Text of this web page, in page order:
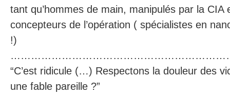
tant qu’hommes de main, manipulés par la CIA
concepteurs de l’opération ( spécialistes en
!)
“C’est ridicule (…) Respectons la douleur des
une fable pareille ?”